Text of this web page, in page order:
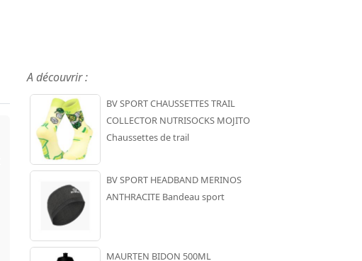
A découvrir :
BV SPORT CHAUSSETTES TRAIL
COLLECTOR NUTRISOCKS MOJITO
Chaussettes de trail
BV SPORT HEADBAND MERINOS
ANTHRACITE Bandeau sport
MAURTEN BIDON 500ML